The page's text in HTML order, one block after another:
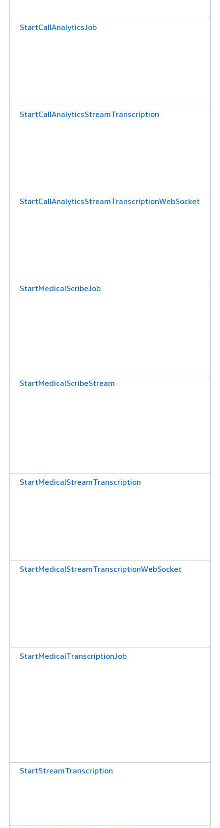
StartCallAnalyticsJob
StartCallAnalyticsStreamTranscription
StartCallAnalyticsStreamTranscriptionWebSocket
StartMedicalScribeJob
StartMedicalScribeStream
StartMedicalStreamTranscription
StartMedicalStreamTranscriptionWebSocket
StartMedicalTranscriptionJob
StartStreamTranscription